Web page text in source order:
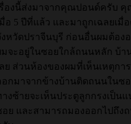
องนี้ส่งมาจากคุณปอนด์ครับ คุ
อ 5 ปีที่แล้ว และมาถูกเฉลยเมื่
งหวัดปราจีนบุรี ก่อนอื่นผมต้อง
มจะอยู่ในซอยใกล้ถนนหลัก บ้า
ย ส่วนห้องของผมที่เห็นเหตุก
กมาจากข้างบ้านติดถนนในซ
งซ้ายจะเห็นประตูลูกกรงเป็น
ย และสามารถมองออกไปถึง